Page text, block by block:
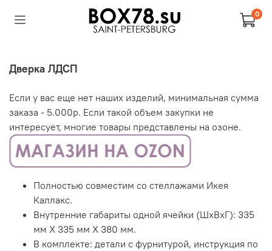
0
Дверка ЛДСП
Если у вас еще нет наших изделий, минимальная сумма
заказа - 5.000р. Если такой объем закупки не
интересует, многие товары представлены на озоне.
Полностью совместим со стеллажами Икея
Каллакс.
Внутренние габариты одной ячейки (ШхВхГ): 335
мм Х 335 мм Х 380 мм.
В комплекте: детали с фурнитурой, инструкция по